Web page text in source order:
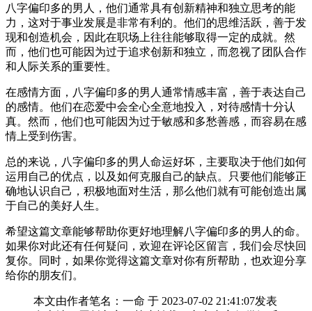
八字偏印多的男人，他们通常具有创新精神和独立思考的能
力，这对于事业发展是非常有利的。他们的思维活跃，善于发
现和创造机会，因此在职场上往往能够取得一定的成就。然
而，他们也可能因为过于追求创新和独立，而忽视了团队合作
和人际关系的重要性。
在感情方面，八字偏印多的男人通常情感丰富，善于表达自己
的感情。他们在恋爱中会全心全意地投入，对待感情十分认
真。然而，他们也可能因为过于敏感和多愁善感，而容易在感
情上受到伤害。
总的来说，八字偏印多的男人命运好坏，主要取决于他们如何
运用自己的优点，以及如何克服自己的缺点。只要他们能够正
确地认识自己，积极地面对生活，那么他们就有可能创造出属
于自己的美好人生。
希望这篇文章能够帮助你更好地理解八字偏印多的男人的命。
如果你对此还有任何疑问，欢迎在评论区留言，我们会尽快回
复你。同时，如果你觉得这篇文章对你有所帮助，也欢迎分享
给你的朋友们。
本文由作者笔名：一命 于 2023-07-02 21:41:07发表